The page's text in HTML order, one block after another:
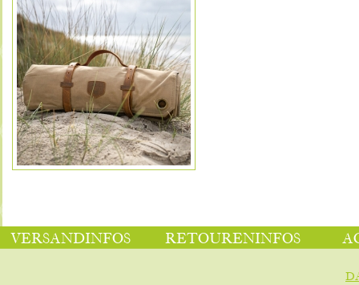
VERSANDINFOS RETOURENINFOS